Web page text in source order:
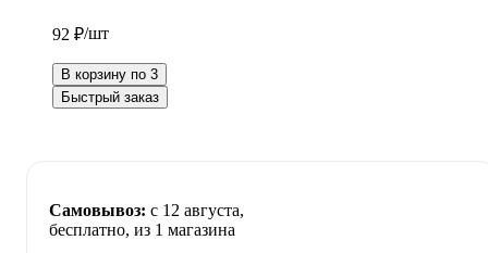
92 ₽/шт
В корзину по 3
Быстрый заказ
Самовывоз: c 12 августа,
бесплатно, из 1 магазина